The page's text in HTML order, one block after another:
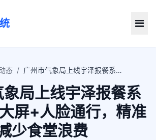
态 / 广州市气象局上线宇泽报餐系统：数据大屏+人脸通行，精准减少食堂浪费
局上线宇泽报餐系
屏+人脸通行，精准
少食堂浪费